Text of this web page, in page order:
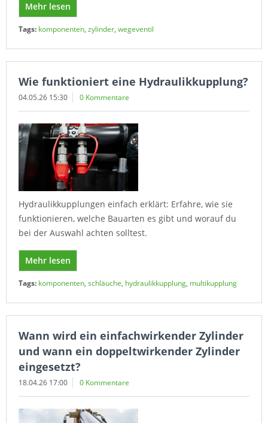
Mehr lesen
Tags: komponenten, zylinder, wegeventil
Wie funktioniert eine Hydraulikkupplung?
04.05.26 15:30 0 Kommentare
Hydraulikkupplungen einfach erklärt: Erfahre, wie sie
funktionieren, welche Bauarten es gibt und worauf du
bei der Auswahl achten solltest.
Mehr lesen
Tags: komponenten, schläuche, hydraulikkupplung, multikupplung
Wann wird ein einfachwirkender Zylinder
und wann ein doppeltwirkender Zylinder
eingesetzt?
18.04.26 17:00 0 Kommentare